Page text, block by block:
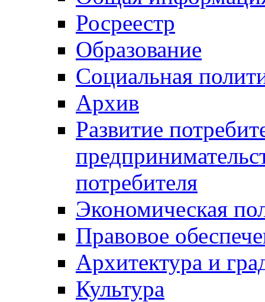
Росреестр
Образование
Социальная
Архив
Развитие
потребителя
Экономическая
Правовое
Архитектура и
Культура